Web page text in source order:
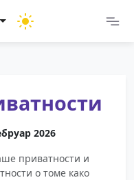
2026
приватности и
о томе како